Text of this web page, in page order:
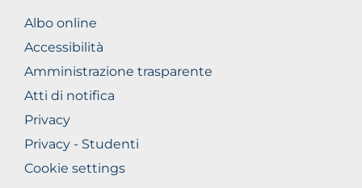
Albo online
Accessibilità
Amministrazione trasparente
Atti di notifica
Privacy
Privacy - Studenti
Cookie settings